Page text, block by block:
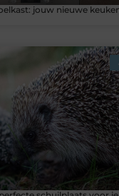
jouw nieuwe